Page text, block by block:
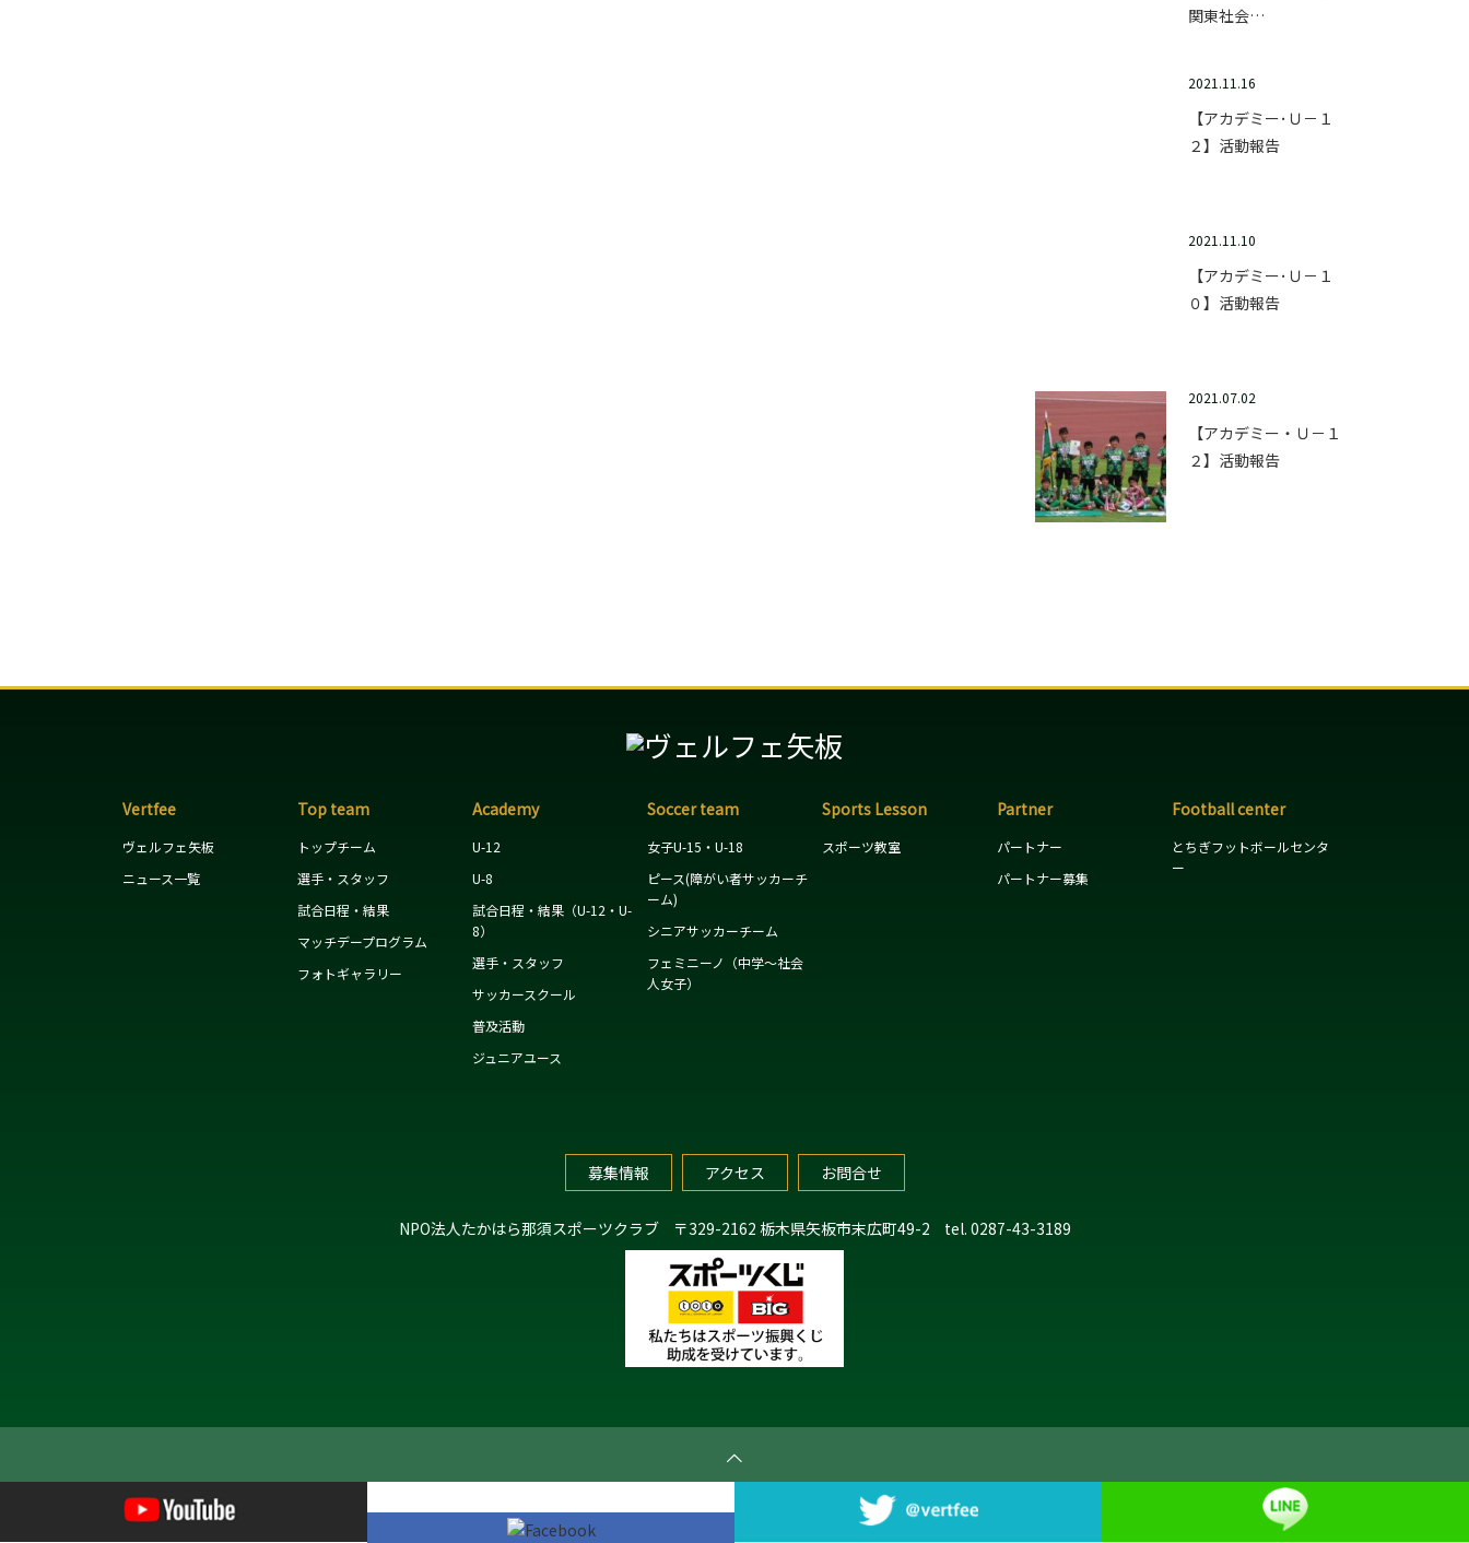
関東社会…
2021.11.16
【アカデミー･Ｕ－１
２】活動報告
2021.11.10
【アカデミー･Ｕ－１
０】活動報告
2021.07.02
【アカデミー・Ｕ－１
２】活動報告
Vertfee
ヴェルフェ矢板
ニュース一覧
Top team
トップチーム
選手・スタッフ
試合日程・結果
マッチデープログラム
フォトギャラリー
Academy
U-12
U-8
試合日程・結果（U-12・U-
8）
選手・スタッフ
サッカースクール
普及活動
ジュニアユース
Soccer team
女子U-15・U-18
ピース(障がい者サッカーチ
ーム)
シニアサッカーチーム
フェミニーノ（中学～社会
人女子）
Sports Lesson
スポーツ教室
Partner
パートナー
パートナー募集
Football center
とちぎフットボールセンタ
ー
募集情報 アクセス お問合せ
NPO法人たかはら那須スポーツクラブ 〒329-2162 栃木県矢板市末広町49-2 tel. 0287-43-3189